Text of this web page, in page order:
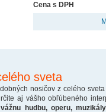
Cena s DPH
sveta
nosičov z celého
aj vášho obľúbeného
vážnu hudbu, operu, muzikály